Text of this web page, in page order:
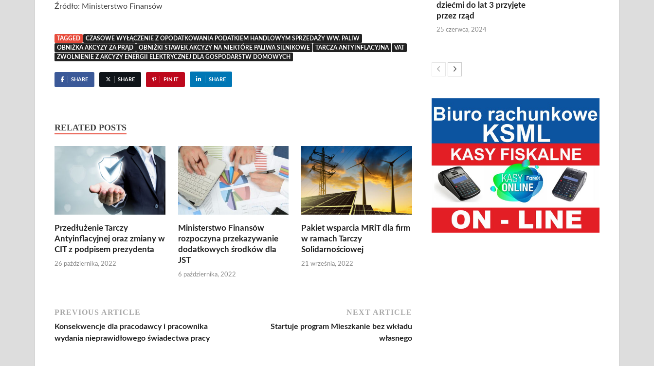
Źródło: Ministerstwo Finansów
TAGGED
CZASOWE WYŁĄCZENIE Z OPODATKOWANIA PODATKIEM HANDLOWYM SPRZEDAŻY WW. PALIW
OBNIŻKA AKCYZY ZA PRĄD
OBNIŻKI STAWEK AKCYZY NA NIEKTÓRE PALIWA SILNIKOWE TARCZA ANTYINFLACYJNA
VAT
ZWOLNIENIE Z AKCYZY ENERGII ELEKTRYCZNEJ DLA GOSPODARSTW DOMOWYCH
SHARE SHARE PIN IT SHARE
RELATED POSTS
Przedłużenie Tarczy
Antyinflacyjnej oraz zmiany w
CIT z podpisem prezydenta
26 października, 2022
Ministerstwo Finansów
rozpoczyna przekazywanie
dodatkowych środków dla
JST
6 października, 2022
Pakiet wsparcia MRiT dla firm
w ramach Tarczy
Solidarnościowej
21 września, 2022
PREVIOUS ARTICLE
Konsekwencje dla pracodawcy i pracownika
wydania nieprawidłowego świadectwa pracy
NEXT ARTICLE
Startuje program Mieszkanie bez wkładu
własnego
dziećmi do lat 3 przyjęte
przez rząd
25 czerwca, 2024